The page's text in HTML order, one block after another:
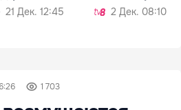
21 Дек. 12:45
2 Дек. 08:10
1 703